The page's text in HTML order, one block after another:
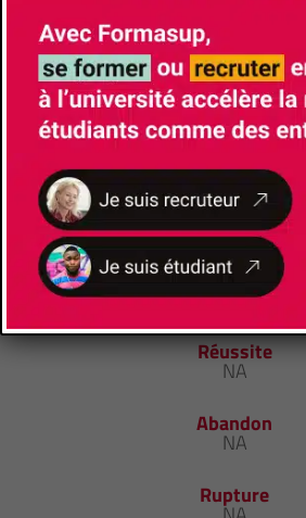
catherine.bonansera@univ-
LES CHIFFRES
Réussite
NA
Abandon
NA
Rupture